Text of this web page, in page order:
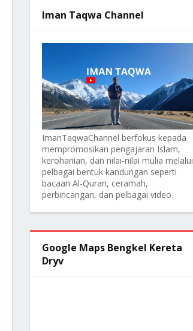
Iman Taqwa Channel
ImanTaqwaChannel berfokus kepada
mempromosikan pengajaran Islam,
kerohanian, dan nilai-nilai mulia melalui
pelbagai bentuk kandungan seperti
bacaan Al-Quran, ceramah,
perbincangan, dan pelbagai video.
Google Maps Bengkel Kereta
Dryv